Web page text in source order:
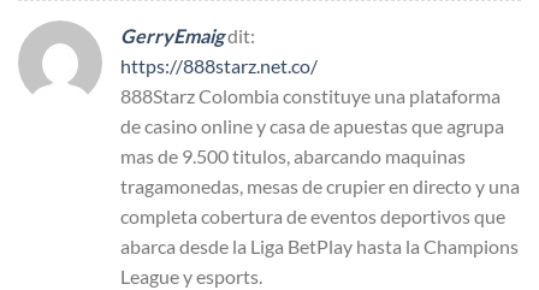
GerryEmaigdit:
https://888starz.net.co/
888Starz Colombia constituye una plataforma
de casino online y casa de apuestas que agrupa
mas de 9.500 titulos, abarcando maquinas
tragamonedas, mesas de crupier en directo y una
completa cobertura de eventos deportivos que
abarca desde la Liga BetPlay hasta la Champions
League y esports.